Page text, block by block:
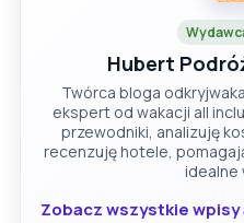
Hubert
Twórca bloga
ekspert od wakacji all
przewodniki, analizuję
recenzuję hotele,
idealne
Zobacz wszystkie